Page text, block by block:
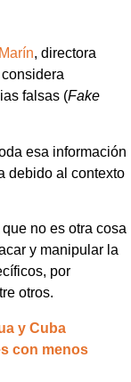
, directora
considera
falsas (Fake
esa información
debido al contexto
que no es otra cosa
y manipular la
por
otros.
y Cuba
con menos